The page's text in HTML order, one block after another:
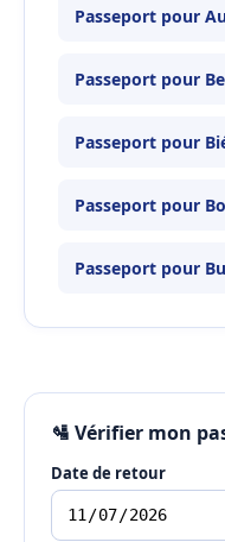
Passeport pour
Passeport pour
Passeport pour
Passeport pour
Passeport pour
🛂 Vérifier mon
Date de retour